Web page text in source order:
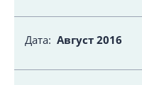
Дата: Август 2016